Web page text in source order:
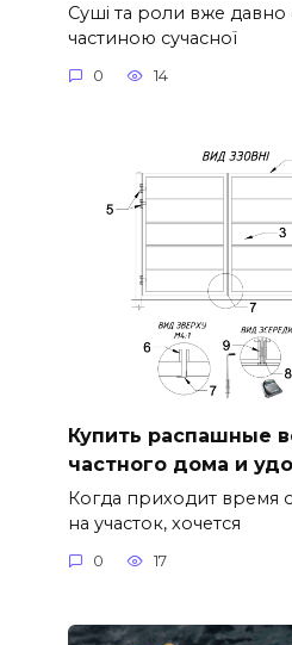
Суші та роли вже давно
частиною сучасної
0 14
Купить распашные
частного дома и
Когда приходит время
на участок, хочется
0 17